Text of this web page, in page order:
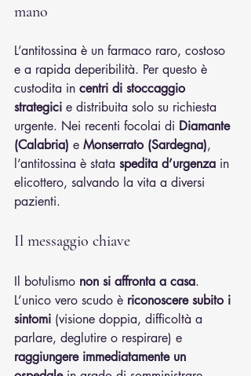
mano
L’antitossina è un farmaco raro, costoso
e a rapida deperibilità. Per questo è
custodita in centri di stoccaggio
strategici e distribuita solo su richiesta
urgente. Nei recenti focolai di Diamante
(Calabria) e Monserrato (Sardegna),
l’antitossina è stata spedita d’urgenza in
elicottero, salvando la vita a diversi
pazienti.
Il messaggio chiave
Il botulismo non si affronta a casa.
L’unico vero scudo è riconoscere subito i
sintomi (visione doppia, difficoltà a
parlare, deglutire o respirare) e
raggiungere immediatamente un